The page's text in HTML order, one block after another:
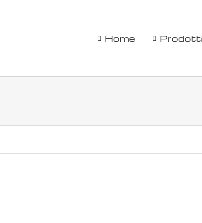
Home Prodotti